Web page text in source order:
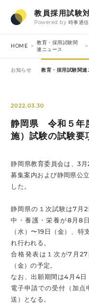
教員採用試験
Powered by 時事通
HOME
教育・採用試験関
連ニュース
お知らせ 教育・採用試験関連
2022.03.30
静岡県 令和５年
施）試験の試験要
静岡県教育委員会は、3
募集案内および静岡県公
した。
静岡県の１次試験は7月
中・養護・栄養が8月8
（水）〜19日（金）、
れ行われる。
合格発表は１次が7月
（金）の予定。
なお、出願期間は4月4日
電子申請での受付（加点
送）となる。